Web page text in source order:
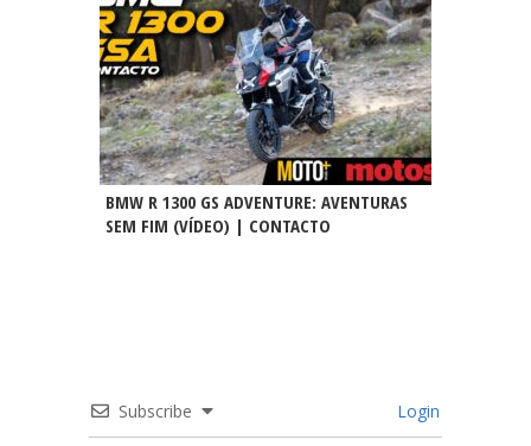
BMW R 1300 GS ADVENTURE: AVENTURAS
SEM FIM (VÍDEO) | CONTACTO
Subscribe Login